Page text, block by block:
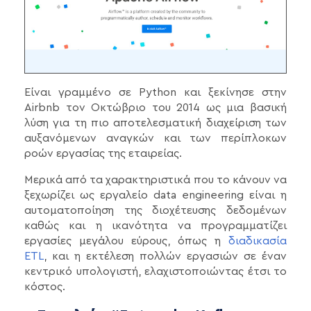
Είναι γραμμένο σε Python και ξεκίνησε στην
Airbnb τον Οκτώβριο του 2014 ως μια βασική
λύση για τη πιο αποτελεσματική διαχείριση των
αυξανόμενων αναγκών και των περίπλοκων
ροών εργασίας της εταιρείας.
Μερικά από τα χαρακτηριστικά που το κάνουν να
ξεχωρίζει ως εργαλείο data engineering είναι η
αυτοματοποίηση της διοχέτευσης δεδομένων
καθώς και η ικανότητα να προγραμματίζει
εργασίες μεγάλου εύρους, όπως η διαδικασία
ETL , και η εκτέλεση πολλών εργασιών σε έναν
κεντρικό υπολογιστή, ελαχιστοποιώντας έτσι το
κόστος.